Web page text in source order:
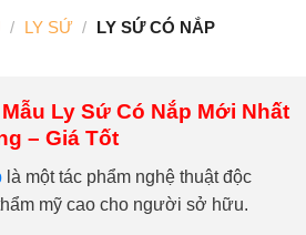
/ LY SỨ / LY SỨ CÓ NẮP
Ly Sứ Có Nắp Mới Nhất
– Giá Tốt
là một tác phẩm nghệ thuật độc
mỹ cao cho người sở hữu.